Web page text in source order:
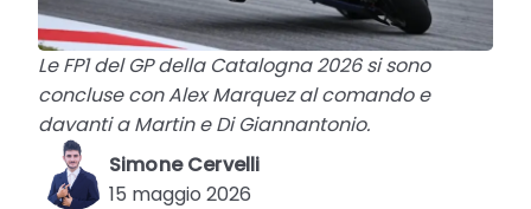
Le FP1 del GP della Catalogna 2026 si sono
concluse con Alex Marquez al comando e
davanti a Martin e Di Giannantonio.
Simone Cervelli
15 maggio 2026